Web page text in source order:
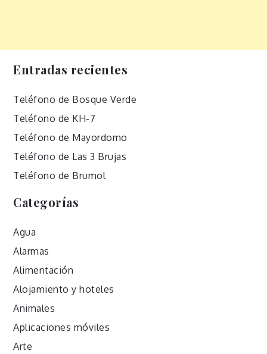
Entradas recientes
Teléfono de Bosque Verde
Teléfono de KH-7
Teléfono de Mayordomo
Teléfono de Las 3 Brujas
Teléfono de Brumol
Categorías
Agua
Alarmas
Alimentación
Alojamiento y hoteles
Animales
Aplicaciones móviles
Arte